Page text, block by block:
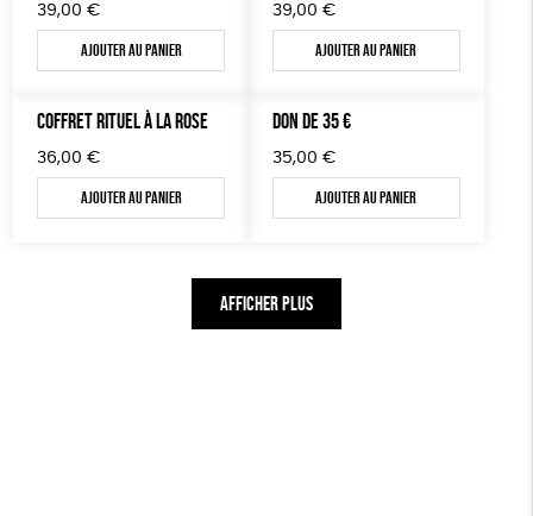
39,00 €
Ajouter au panier
39,00 €
Ajouter au panier
COFFRET RITUEL À LA ROSE
36,00 €
Ajouter au panier
DON DE 35 €
35,00 €
Ajouter au panier
AFFICHER PLUS